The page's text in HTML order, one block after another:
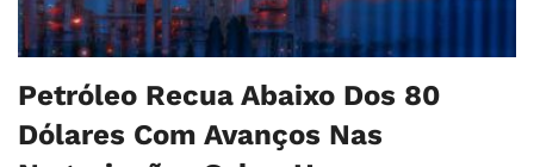
Petróleo Recua Abaixo Dos 80
Dólares Com Avanços Nas